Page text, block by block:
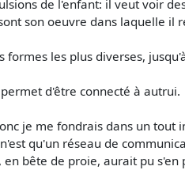
de l'enfant: il veut voir
son oeuvre dans laquelle
formes les plus diverses,
d'être connecté à autrui.
je me fondrais dans un tout
qu'un réseau de
bête de proie, aurait pu s'en